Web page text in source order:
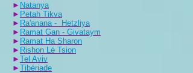
► Natanya
► Petah Tikva
► Ra'anana - Hetzliya
► Ramat Gan - Givataym
► Ramat Ha Sharon
► Rishon Lé Tsion
► Tel Aviv
► Tibériade